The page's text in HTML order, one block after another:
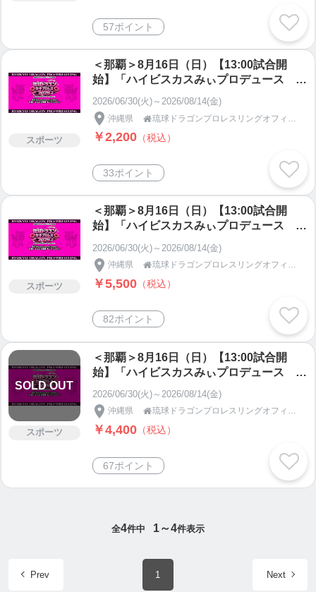
57ポイント
スポーツ
＜那覇＞8月16日（日）【13:00試合開
始】「ハイビスカスみぃプロデュース 琉
球ドラゴン女子プロレス2026」高校生以
下、65歳以上、障がい者自由席
2026/06/30(火)～2026/08/14(金)
沖縄県 
￥2,200 （税込）
33ポイント
スポーツ
＜那覇＞8月16日（日）【13:00試合開
始】「ハイビスカスみぃプロデュース 琉
球ドラゴン女子プロレス2026」女子選手
応援シート
2026/06/30(火)～2026/08/14(金)
沖縄県  琉球ドラゴンプロレスリングオフィシャルショップ
￥5,500 （税込）
82ポイント
SOLD OUT
スポーツ
＜那覇＞8月16日（日）【13:00試合開
始】「ハイビスカスみぃプロデュース 琉
球ドラゴン女子プロレス2026」最前列SS
席
2026/06/30(火)～2026/08/14(金)
沖縄県  琉球ドラゴンプロレスリングオフィシャルショップ
￥4,400 （税込）
67ポイント
全4件中 1～4件表示
Prev 1 Next